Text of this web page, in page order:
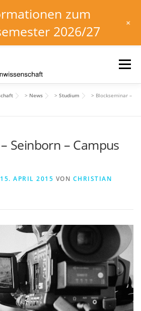
Menü
DOWNLOADS
> News > Studium > Blockseminar –
Seinborn – Campus
15. APRIL 2015 VON CHRISTIAN
zum
2026/27
+